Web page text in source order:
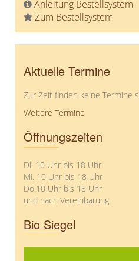
Anleitung Bestellsystem
Zum Bestellsystem
Aktuelle Termine
Zur Zeit finden keine Termine
Weitere Termine
Öffnungszeiten
Di. 10 Uhr bis 18 Uhr
Mi. 10 Uhr bis 18 Uhr
Do.10 Uhr bis 18 Uhr
und nach Vereinbarung
Bio Siegel